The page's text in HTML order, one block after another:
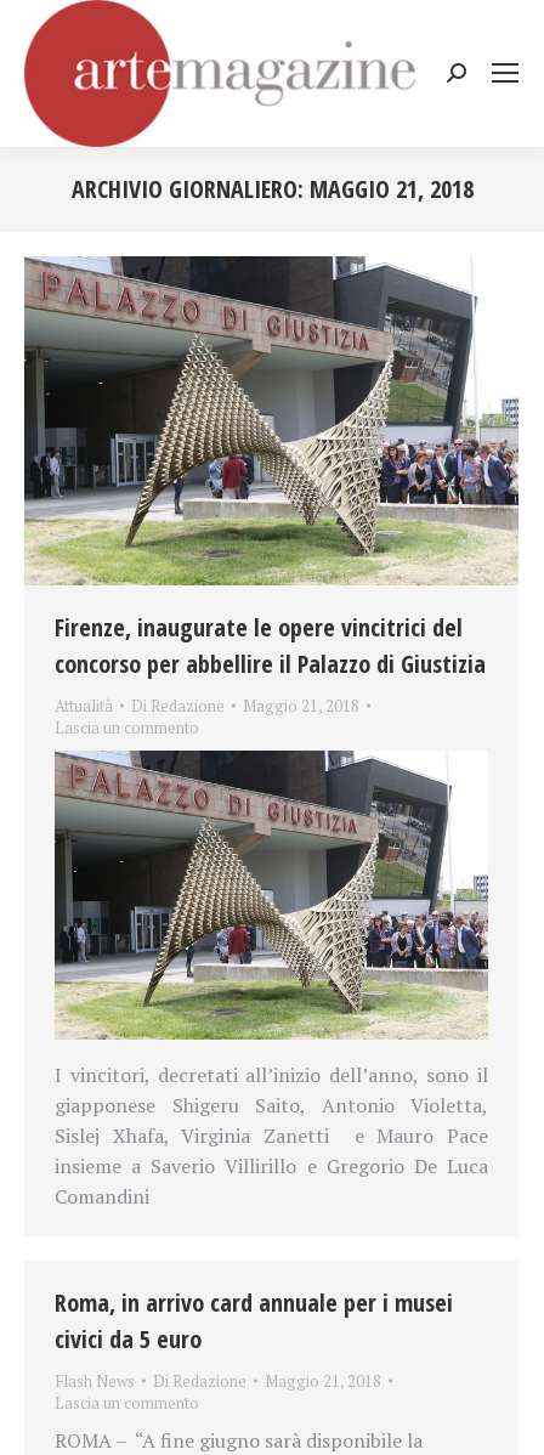
Cerca:
ARCHIVIO GIORNALIERO: MAGGIO 21, 2018
Firenze, inaugurate le opere vincitrici del
concorso per abbellire il Palazzo di Giustizia
Attualità Di Redazione
Maggio 21, 2018
Lascia un commento
I vincitori, decretati all’inizio dell’anno, sono il
giapponese Shigeru Saito, Antonio Violetta,
Sislej Xhafa, Virginia Zanetti
e Mauro Pace
insieme a Saverio Villirillo e Gregorio De Luca
Comandini
Roma, in arrivo card annuale per i musei
civici da 5 euro
Flash News Di Redazione
Maggio 21, 2018
Lascia un commento
ROMA – “A fine giugno sarà disponibile la